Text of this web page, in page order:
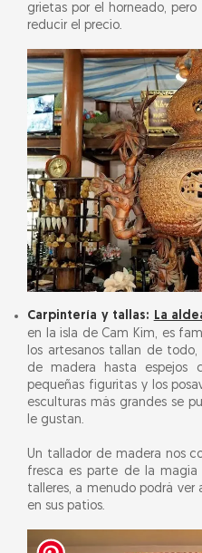
grietas por el horneado,
reducir el precio.
Carpintería y tallas: La
en la isla de Cam Kim, es
los artesanos tallan de
de madera hasta espejos
pequeñas figuritas y los
esculturas más grandes se
le gustan.
Un tallador de madera nos
fresca es parte de la
talleres, a menudo podrá ver
en sus patios.